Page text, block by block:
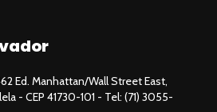
Ed. Manhattan/Wall Street East,
- CEP 41730-101 - Tel: (71) 3055-